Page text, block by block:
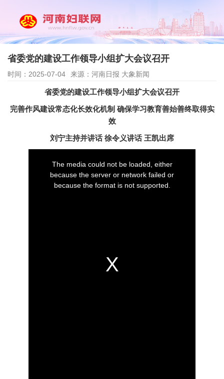
省委党的建设工作领导小组扩大会议召开
时间：2025-07-04 来源：河南日报 大象新闻
省委党的建设工作领导小组扩大会议召开
完善作风建设常态化长效化机制 确保学习教育善始善终取得实
效
刘宁主持并讲话 徐令义讲话 王凯出席